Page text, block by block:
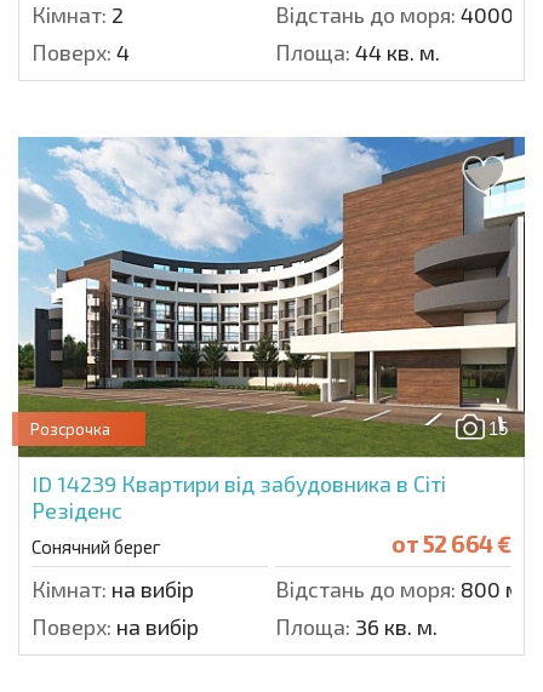
Кімнат: 2 Відстань до моря: 4000 м.
Поверх: 4 Площа: 44 кв. м.
15
Розсрочка
ID 14239 Квартири від забудовника в Сіті
Резіденс
Сонячний берег от52 664 €
Кімнат: на вибір Відстань до моря: 800 м.
Поверх: на вибір Площа: 36 кв. м.